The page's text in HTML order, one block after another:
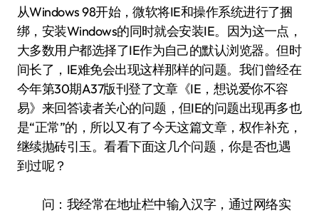
从Windows 98开始，微软将IE和操作系统进行了捆
绑，安装Windows的同时就会安装IE。因为这一点，
大多数用户都选择了IE作为自己的默认浏览器。但时
间长了，IE难免会出现这样那样的问题。我们曾经在
今年第30期A37版刊登了文章《IE，想说爱你不容
易》来回答读者关心的问题，但IE的问题出现再多也
是“正常”的，所以又有了今天这篇文章，权作补充，
继续抛砖引玉。看看下面这几个问题，你是否也遇
到过呢？
问：我经常在地址栏中输入汉字，通过网络实